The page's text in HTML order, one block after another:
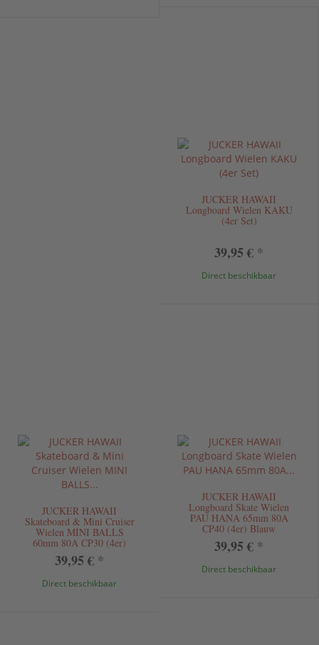
JUCKER HAWAII
Longboard Wielen KAKU
(4er Set)
39,95 € *
Direct beschikbaar
JUCKER HAWAII
Skateboard & Mini Cruiser
Wielen MINI BALLS
60mm 80A CP30 (4er)
39,95 € *
Direct beschikbaar
JUCKER HAWAII
Longboard Skate Wielen
PAU HANA 65mm 80A
CP40 (4er) Blauw
39,95 € *
Direct beschikbaar